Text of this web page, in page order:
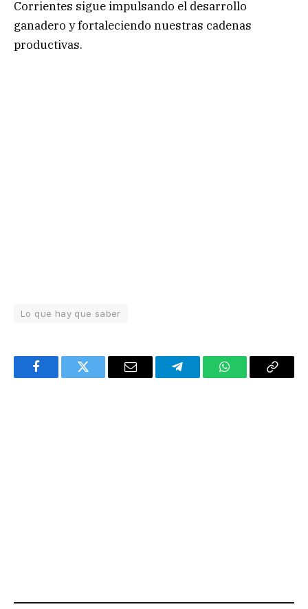
Corrientes sigue impulsando el desarrollo
ganadero y fortaleciendo nuestras cadenas
productivas.
Lo que hay que saber
FacebookTwitter Email TelegramWhatsAppCopy